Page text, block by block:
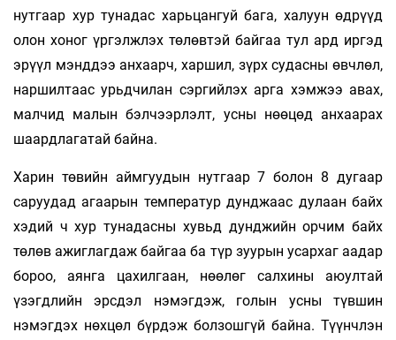
нутгаар хур тунадас харьцангуй бага, халуун өдрүүд
олон хоног үргэлжлэх төлөвтэй байгаа тул ард иргэд
эрүүл мэнддээ анхаарч, харшил, зүрх судасны өвчлөл,
наршилтаас урьдчилан сэргийлэх арга хэмжээ авах,
малчид малын бэлчээрлэлт, усны нөөцөд анхаарах
шаардлагатай байна.
Харин төвийн аймгуудын нутгаар 7 болон 8 дугаар
саруудад агаарын температур дунджаас дулаан байх
хэдий ч хур тунадасны хувьд дунджийн орчим байх
төлөв ажиглагдаж байгаа ба түр зуурын усархаг аадар
бороо, аянга цахилгаан, нөөлөг салхины аюултай
үзэгдлийн эрсдэл нэмэгдэж, голын усны түвшин
нэмэгдэх нөхцөл бүрдэж болзошгүй байна. Түүнчлэн